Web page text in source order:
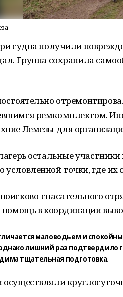
судна получили
Группа сохранила
ремкомплектом.
Лемезы для
остальные
точки, где
спасательного
помощь в координации
маловодьем и
лишний раз подтвердило
тщательная подготовка.